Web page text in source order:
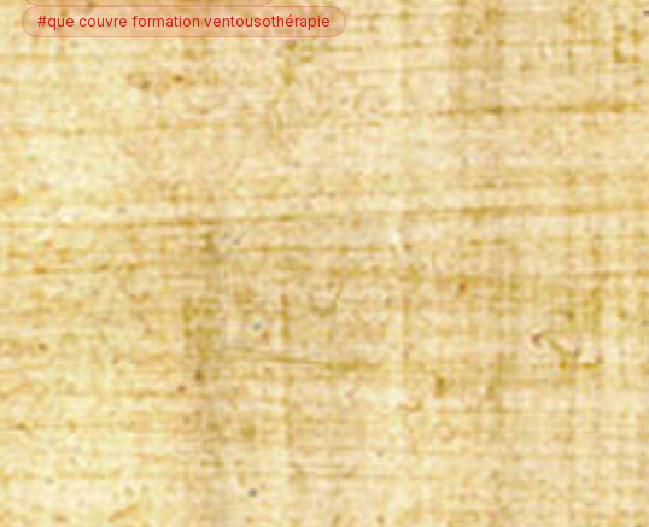
#que couvre formation ventousothérapie